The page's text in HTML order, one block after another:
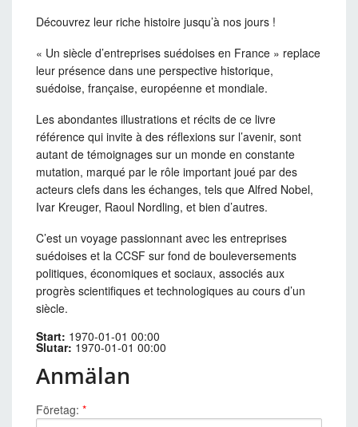
Découvrez leur riche histoire jusqu’à nos jours !
« Un siècle d’entreprises suédoises en France » replace
leur présence dans une perspective historique,
suédoise, française, européenne et mondiale.
Les abondantes illustrations et récits de ce livre
référence qui invite à des réflexions sur l’avenir, sont
autant de témoignages sur un monde en constante
mutation, marqué par le rôle important joué par des
acteurs clefs dans les échanges, tels que Alfred Nobel,
Ivar Kreuger, Raoul Nordling, et bien d’autres.
C’est un voyage passionnant avec les entreprises
suédoises et la CCSF sur fond de bouleversements
politiques, économiques et sociaux, associés aux
progrès scientifiques et technologiques au cours d’un
siècle.
Start: 1970-01-01 00:00
Slutar: 1970-01-01 00:00
Anmälan
Företag: *